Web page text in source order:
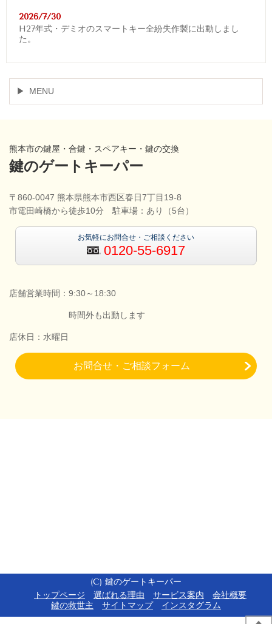
2026/7/30
H27年式・デミオのスマートキー全紛失作製に出動しまし
た。
MENU
熊本市の鍵屋・合鍵・スペアキー・鍵の交換
鍵のゲートキーパー
〒860-0047 熊本県熊本市西区春日7丁目19-8
市電田崎橋から徒歩10分 駐車場：あり（5台）
お気軽にお問合せ・ご相談ください
0120-55-6917
店舗営業時間：9:30～18:30
時間外も出動します
店休日：水曜日
お問合せ・ご相談フォーム
(C) 鍵のゲートキーパー
トップページ
選ばれる理由 サービス案内
会社概要
鍵の救世主
サイトマップ インスタグラム